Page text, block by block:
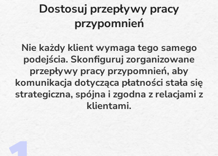
Dostosuj przepływy pracy
przypomnień
Nie każdy klient wymaga tego samego
podejścia. Skonfiguruj zorganizowane
przepływy pracy przypomnień, aby
komunikacja dotycząca płatności stała się
strategiczna, spójna i zgodna z relacjami z
klientami.